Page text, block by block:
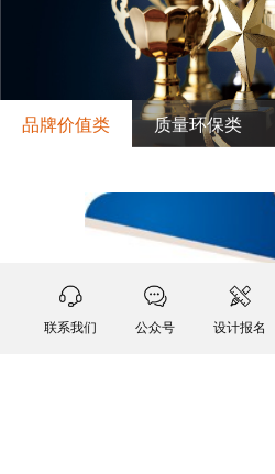
品牌价值类 质量环保类
联系我们 公众号 设计报名